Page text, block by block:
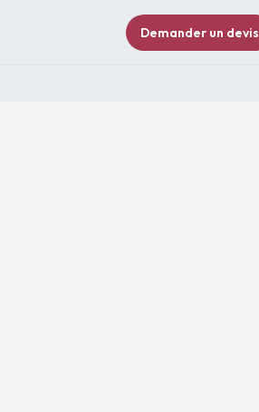
Demander un devis